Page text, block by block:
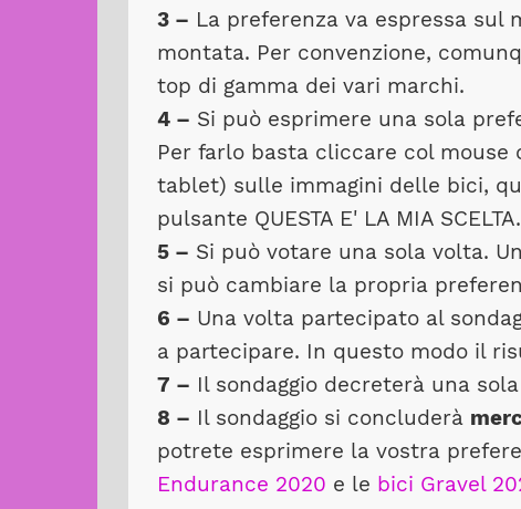
3 – La preferenza va espressa sul
montata. Per convenzione,
top di gamma dei vari marchi.
4 – Si può esprimere una sola
Per farlo basta cliccare col
tablet) sulle immagini delle bici,
pulsante QUESTA E' LA MIA SCELTA.
5 – Si può votare una sola volta.
si può cambiare la propria
6 – Una volta partecipato al
a partecipare. In questo modo il
7 – Il sondaggio decreterà una
8 – Il sondaggio si concluderà
potrete esprimere la vostra
Endurance 2020 e le bici Gravel